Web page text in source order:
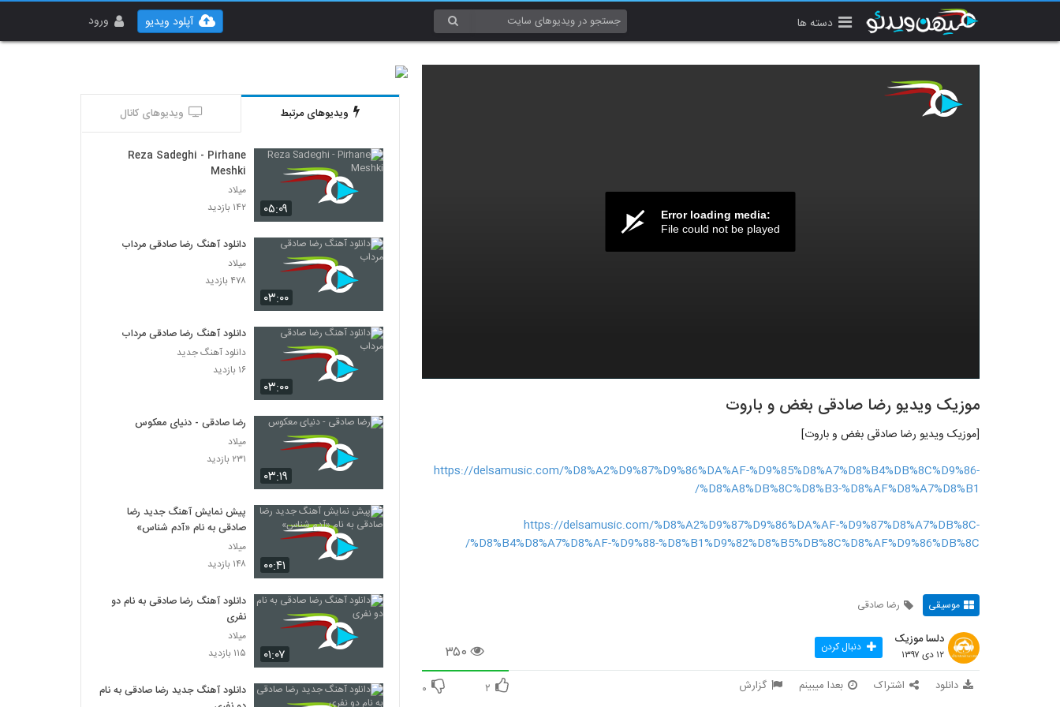
دسته ها ورود آپلود ویدیو
Error loading media:
File could not be played
موزیک ویدیو رضا صادقی بغض و باروت
[موزیک ویدیو رضا صادقی بغض و باروت]
https://delsamusic.com/%D8%A2%D9%87%D9%86%DA%AF-%D9%85%D8%A7%D8%B4%DB%8C%D9%86-
%D8%A8%DB%8C%D8%B3-%D8%AF%D8%A7%D8%B1/
https://delsamusic.com/%D8%A2%D9%87%D9%86%DA%AF-%D9%87%D8%A7%DB%8C-
%D8%B4%D8%A7%D8%AF-%D9%88-%D8%B1%D9%82%D8%B5%DB%8C%D8%AF%D9%86%DB%8C/
موسیقی رضا صادقی
۳۵۰
دلسا موزیک
۱۲ دی ۱۳۹۷ دنبال کردن
دانلود اشتراک بعدا میبینم گزارش ۲ ۰
ویدیوهای مرتبط ویدیوهای کانال
۰۵:۰۹
Reza Sadeghi - Pirhane
Meshki
میلاد
۱۴۲ بازدید
۰۳:۰۰
دانلود آهنگ رضا صادقی مرداب
میلاد
۴۷۸ بازدید
۰۳:۰۰
دانلود آهنگ رضا صادقی مرداب
دانلود آهنگ جدید
۱۶ بازدید
۰۳:۱۹
رضا صادقی - دنیای معکوس
میلاد
۲۳۱ بازدید
۰۰:۴۱
پیش نمایش آهنگ جدید رضا
صادقی به نام «آدم شناس»
میلاد
۱۴۸ بازدید
۰۱:۰۷
دانلود آهنگ رضا صادقی به نام دو
نفری
میلاد
۱۱۵ بازدید
دانلود آهنگ جدید رضا صادقی به نام